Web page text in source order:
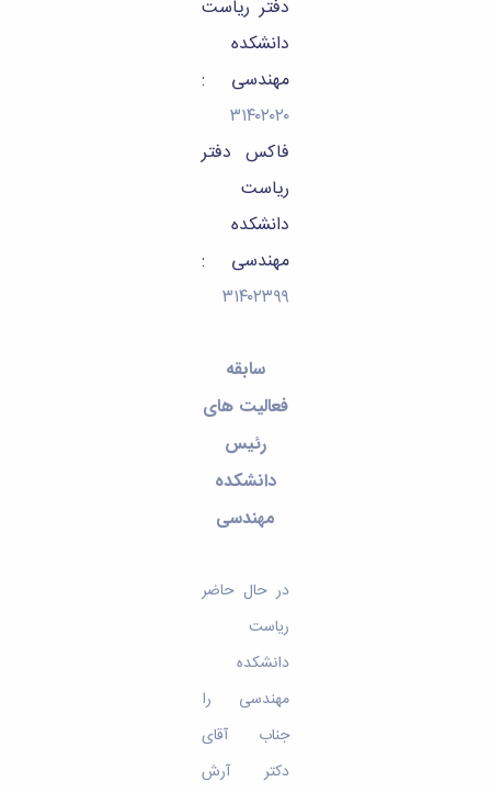
دفتر ریاست
دانشکده
مهندسی :
۳۱۴۰۲۰۲۰
فاکس دفتر
ریاست
دانشکده
مهندسی :
۳۱۴۰۲۳۹۹
سابقه
فعالیت های
رئیس
دانشکده
مهندسی
در حال حاضر
ریاست
دانشکده
مهندسی را
جناب آقای
دکتر آرش